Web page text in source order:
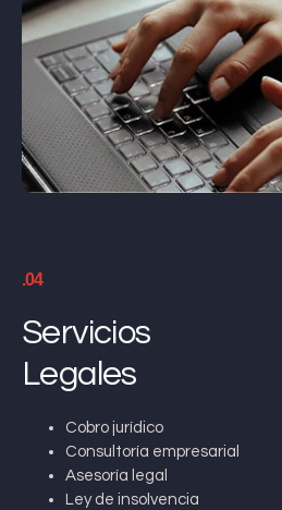
.04
Servicios
Legales
Cobro jurídico
Consultoría empresarial
Asesoría legal
Ley de insolvencia